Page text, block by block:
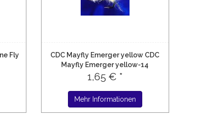
Fly
CDC Mayfly Emerger yellow CDC
Mayfly Emerger yellow-14
1,65 € *
Mehr Informationen